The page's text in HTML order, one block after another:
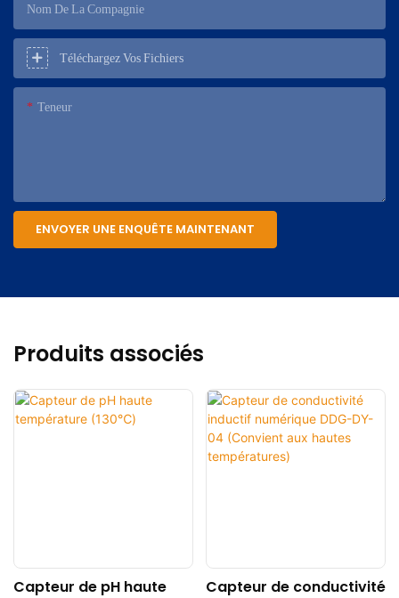
Nom De La Compagnie
Téléchargez Vos Fichiers
Teneur
ENVOYER UNE ENQUÊTE MAINTENANT
Produits associés
Capteur de pH haute Capteur de conductivité